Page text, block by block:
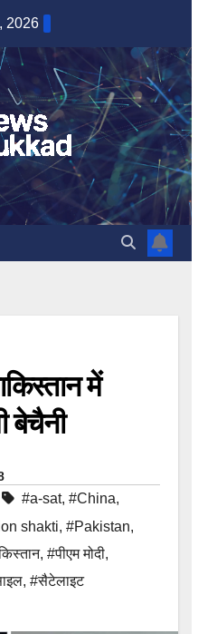
2026
में
बेचैनी
#a-sat, #China,
shakti, #Pakistan,
, #पीएम मोदी,
, #सैटेलाइट